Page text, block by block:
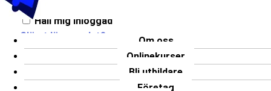
Om oss
Onlinekurser
Bli utbildare
Företag
Håll mig inloggad
Glömt lösenordet?
Har du inget konto?Registrera dig